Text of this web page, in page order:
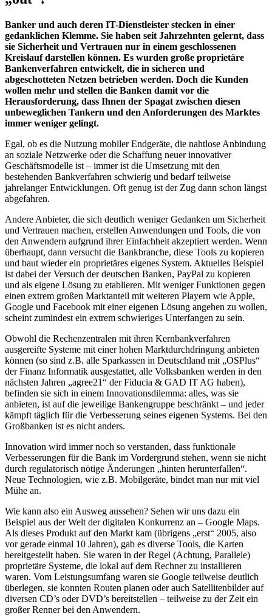
Banker und auch deren IT-Dienstleister stecken in einer
gedanklichen Klemme. Sie haben seit Jahrzehnten gelernt, dass
sie Sicherheit und Vertrauen nur in einem geschlossenen
Kreislauf darstellen können. Es wurden große proprietäre
Bankenverfahren entwickelt, die in sicheren und
abgeschotteten Netzen betrieben werden. Doch die Kunden
wollen mehr und stellen die Banken damit vor die
Herausforderung, dass Ihnen der Spagat zwischen diesen
unbeweglichen Tankern und den Anforderungen des Marktes
immer weniger gelingt.
Egal, ob es die Nutzung mobiler Endgeräte, die nahtlose Anbindung
an soziale Netzwerke oder die Schaffung neuer innovativer
Geschäftsmodelle ist – immer ist die Umsetzung mit den
bestehenden Bankverfahren schwierig und bedarf teilweise
jahrelanger Entwicklungen. Oft genug ist der Zug dann schon längst
abgefahren.
Andere Anbieter, die sich deutlich weniger Gedanken um Sicherheit
und Vertrauen machen, erstellen Anwendungen und Tools, die von
den Anwendern aufgrund ihrer Einfachheit akzeptiert werden. Wenn
überhaupt, dann versucht die Bankbranche, diese Tools zu kopieren
und baut wieder ein proprietäres eigenes System. Aktuelles Beispiel
ist dabei der Versuch der deutschen Banken, PayPal zu kopieren
und als eigene Lösung zu etablieren. Mit weniger Funktionen gegen
einen extrem großen Marktanteil mit weiteren Playern wie Apple,
Google und Facebook mit einer eigenen Lösung angehen zu wollen,
scheint zumindest ein extrem schwieriges Unterfangen zu sein.
Obwohl die Rechenzentralen mit ihren Kernbankverfahren
ausgereifte Systeme mit einer hohen Marktdurchdringung anbieten
können (so sind z.B. alle Sparkassen in Deutschland mit „OSPlus“
der Finanz Informatik ausgestattet, alle Volksbanken werden in den
nächsten Jahren „agree21“ der Fiducia & GAD IT AG haben),
befinden sie sich in einem Innovationsdilemma: alles, was sie
anbieten, ist auf die jeweilige Bankengruppe beschränkt – und jeder
kämpft täglich für die Verbesserung seines eigenen Systems. Bei den
Großbanken ist es nicht anders.
Innovation wird immer noch so verstanden, dass funktionale
Verbesserungen für die Bank im Vordergrund stehen, wenn sie nicht
durch regulatorisch nötige Änderungen „hinten herunterfallen“.
Neue Technologien, wie z.B. Mobilgeräte, bindet man nur mit viel
Mühe an.
Wie kann also ein Ausweg aussehen? Sehen wir uns dazu ein
Beispiel aus der Welt der digitalen Konkurrenz an – Google Maps.
Als dieses Produkt auf den Markt kam (übrigens „erst“ 2005, also
vor gerade einmal 10 Jahren), gab es diverse Tools, die Karten
bereitgestellt haben. Sie waren in der Regel (Achtung, Parallele)
proprietäre Systeme, die lokal auf dem Rechner zu installieren
waren. Vom Leistungsumfang waren sie Google teilweise deutlich
überlegen, sie konnten Routen planen oder auch Satellitenbilder auf
diversen CD’s oder DVD’s bereitstellen – teilweise zu der Zeit ein
großer Renner bei den Anwendern.